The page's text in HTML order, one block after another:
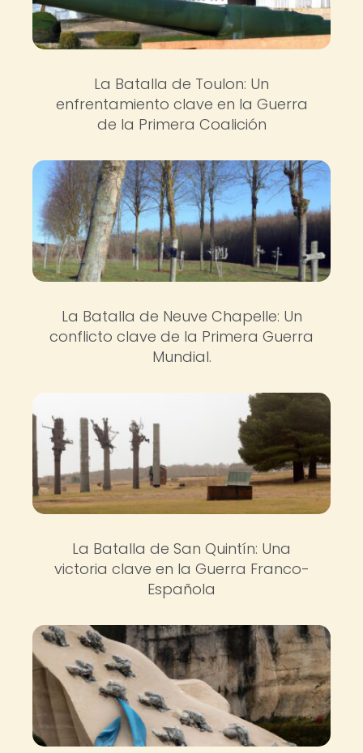
La Batalla de Toulon: Un
enfrentamiento clave en la Guerra
de la Primera Coalición
La Batalla de Neuve Chapelle: Un
conflicto clave de la Primera Guerra
Mundial.
La Batalla de San Quintín: Una
victoria clave en la Guerra Franco-
Española